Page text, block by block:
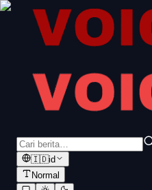
🇮🇩id
Normal